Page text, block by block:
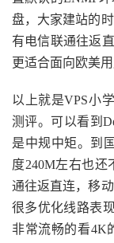
盘，大家建站的
有电信联通往返
更适合面向欧美
以上就是VPS小
测评。可以看到
是中规中矩。到
度240M左右也
通往返直连，移
很多优化线路表
非常流畅的看4K